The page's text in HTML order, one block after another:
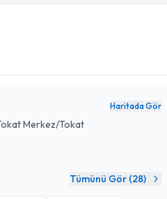
Haritada Gör
Merkez/Tokat
Tümünü Gör (28)